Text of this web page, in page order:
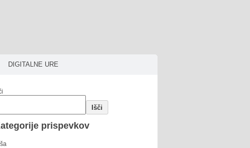
DIGITALNE URE
Išči
prispevkov